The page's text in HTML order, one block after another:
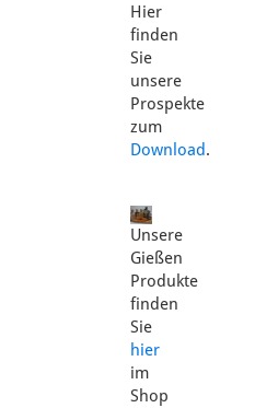
Hier
finden
Sie
unsere
Prospekte
zum
Download.
Unsere
Gießen
Produkte
finden
Sie
hier
im
Shop